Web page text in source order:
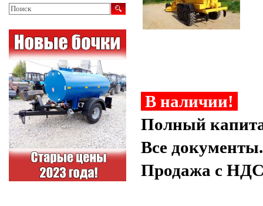
В наличии!
Полный
Все документы.
Продажа с